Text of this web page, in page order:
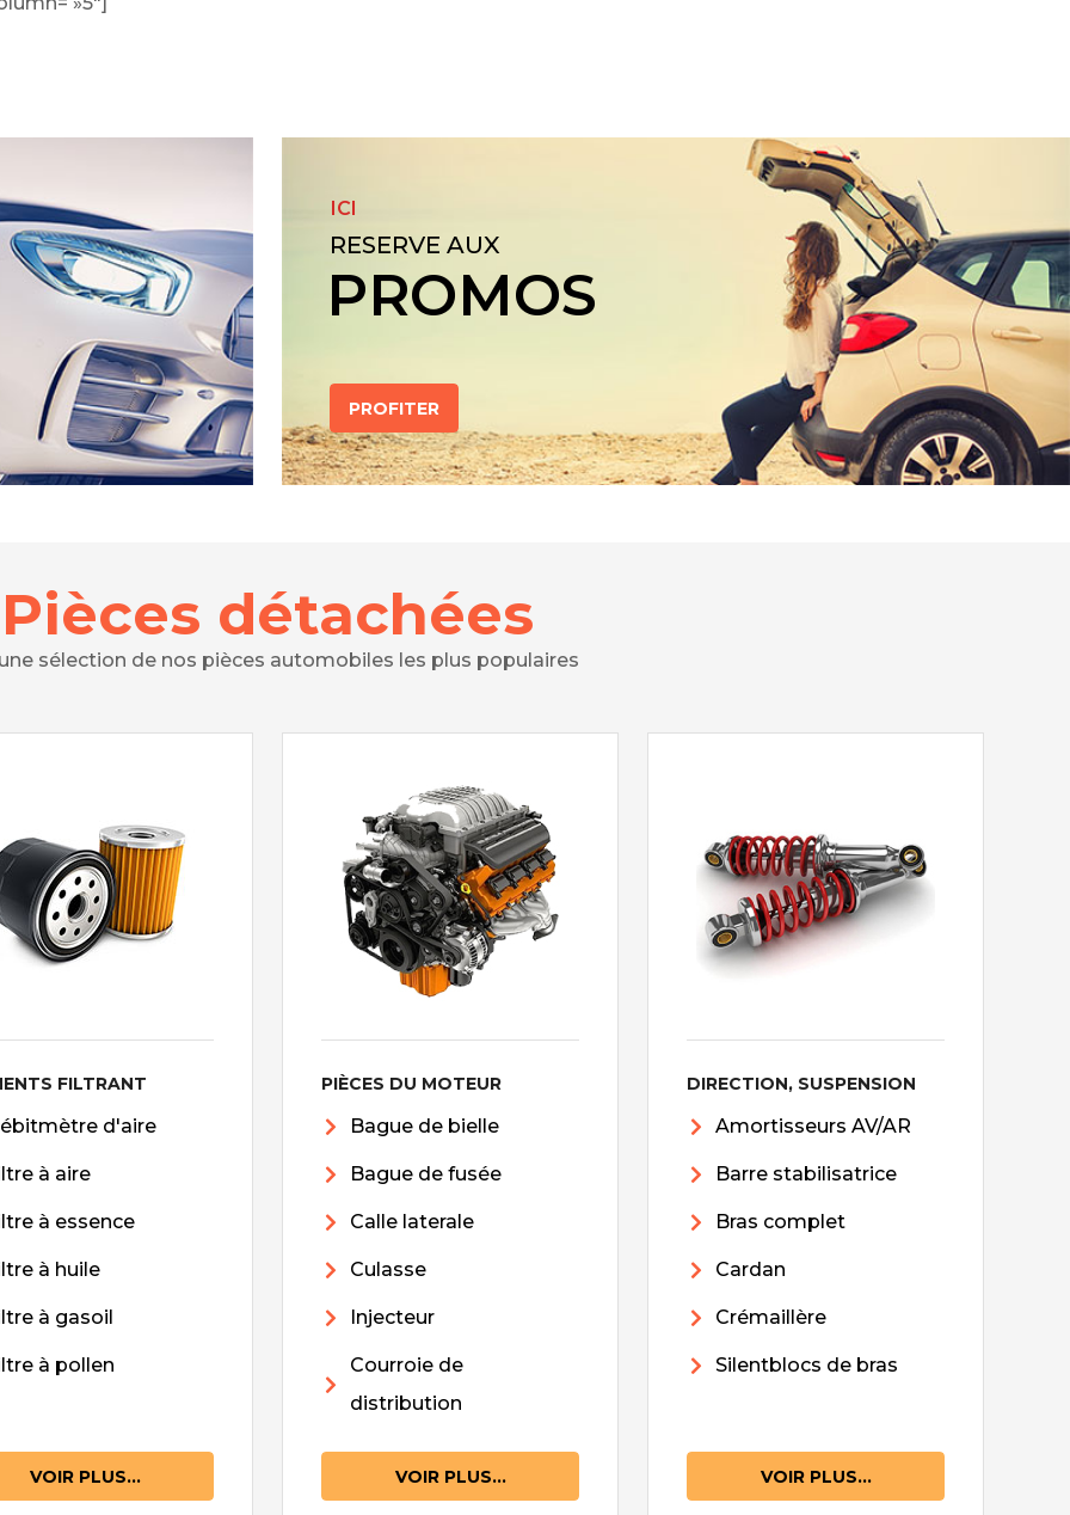
ICI
RESERVE AUX
PROMOS
PROFITER
Pièces détachées
sélection de nos pièces automobiles les plus populaires
FILTRANT
d'aire
à aire
à essence
à huile
à gasoil
à pollen
VOIR PLUS...
PIÈCES DU MOTEUR
Bague de bielle
Bague de fusée
Calle laterale
Culasse
Injecteur
Courroie de
distribution
VOIR PLUS...
DIRECTION, SUSPENSION
Amortisseurs AV/AR
Barre stabilisatrice
Bras complet
Cardan
Crémaillère
Silentblocs de bras
VOIR PLUS...